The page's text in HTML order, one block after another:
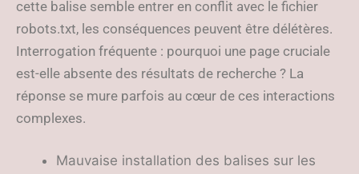
cette balise semble entrer en conflit avec le fichier
robots.txt, les conséquences peuvent être délétères.
Interrogation fréquente : pourquoi une page cruciale
est-elle absente des résultats de recherche ? La
réponse se mure parfois au cœur de ces interactions
complexes.
Mauvaise installation des balises sur les